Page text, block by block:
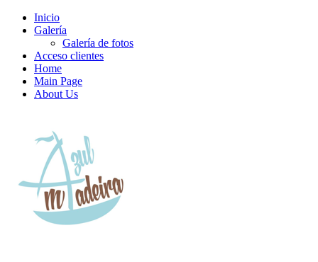
Inicio
Galería
Galería de fotos
Acceso clientes
Home
Main Page
About Us